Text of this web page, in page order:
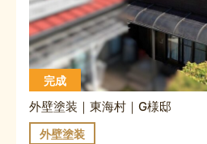
完成
外壁塗装｜東海村｜G様邸
外壁塗装